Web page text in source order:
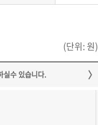
(단위: 원)